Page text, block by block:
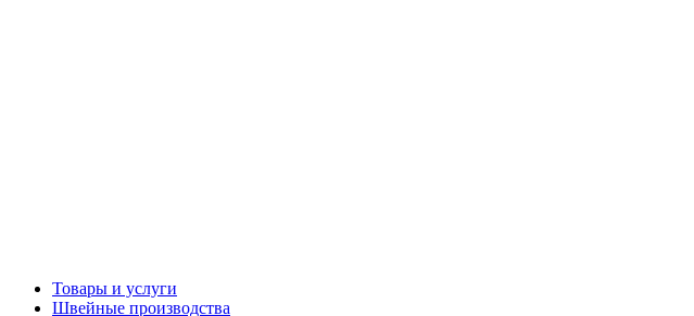
Товары и услуги
Швейные производства